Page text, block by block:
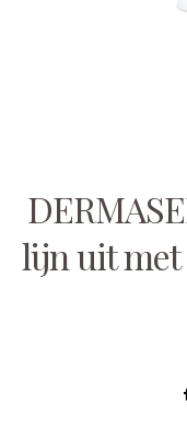
lijn uit met